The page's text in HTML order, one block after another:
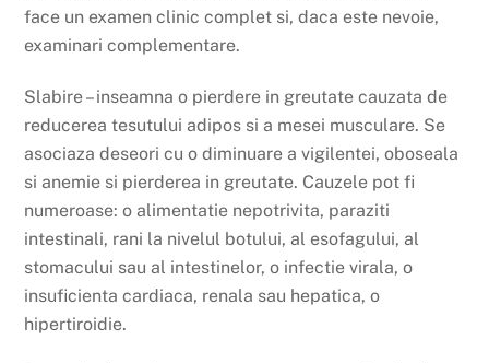
face un examen clinic complet si, daca este nevoie,
examinari complementare.
Slabire – inseamna o pierdere in greutate cauzata de
reducerea tesutului adipos si a mesei musculare. Se
asociaza deseori cu o diminuare a vigilentei, oboseala
si anemie si pierderea in greutate. Cauzele pot fi
numeroase: o alimentatie nepotrivita, paraziti
intestinali, rani la nivelul botului, al esofagului, al
stomacului sau al intestinelor, o infectie virala, o
insuficienta cardiaca, renala sau hepatica, o
hipertiroidie.